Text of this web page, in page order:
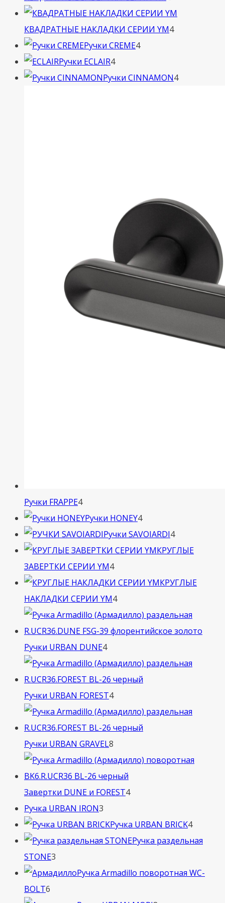
товара
КВАДРАТНЫЕ НАКЛАДКИ СЕРИИ YM44
Ручки CREME44
Ручки ECLAIR44
товара
Ручки CINNAMON44
Ручки FRAPPE44
товара
Ручки HONEY44
товара
Ручки SAVOIARDI44
товара
КРУГЛЫЕ
ЗАВЕРТКИ СЕРИИ YM44
товара
КРУГЛЫЕ
НАКЛАДКИ СЕРИИ YM44
товара
Ручки URBAN DUNE44
товара
Ручки URBAN FOREST44
товара
Ручки URBAN GRAVEL8
товаров
Завертки DUNE и FOREST44
Ручка URBAN IRON3
товара
Ручка URBAN BRICK44
товара
Ручка раздельная
STONE3
товараРучка Armadillo поворотная WC-
BOLT6